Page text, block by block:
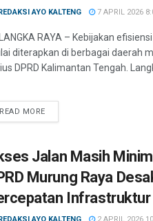
AYO KALTENG 7 APRIL 2026
RAYA – Kebijakan
diterapkan di berbagai daerah
DPRD Kalimantan Tengah.
READ MORE
Jalan Masih
Murung Raya
Infrastruktur